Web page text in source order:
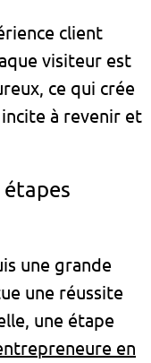
client
visiteur est
ce qui crée
à revenir et
une grande
une réussite
une étape
en